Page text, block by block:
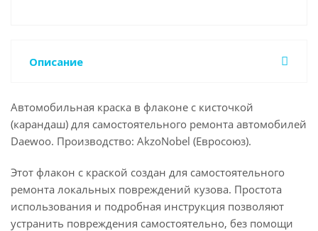
Описание
Автомобильная краска в флаконе с кисточкой
(карандаш) для самостоятельного ремонта автомобилей
Daewoo. Производство: AkzoNobel (Евросоюз).
Этот флакон с краской создан для самостоятельного
ремонта локальных повреждений кузова. Простота
использования и подробная инструкция позволяют
устранить повреждения самостоятельно, без помощи